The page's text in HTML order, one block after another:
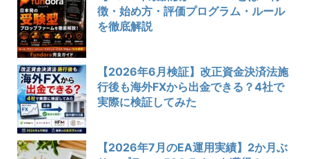
徴・始め方・評価プログラム・ルール
を徹底解説
【2026年6月検証】改正資金決済法施
行後も海外FXから出金できる？4社で
実際に検証してみた
【2026年7月のEA運用実績】2か月ぶ